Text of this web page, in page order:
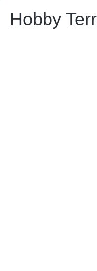
Hobby